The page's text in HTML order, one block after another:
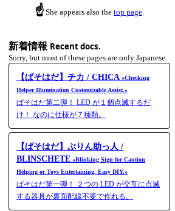
☝ She appears also the top page.
新着情報 Recent docs.
Sorry, but most of these pages are only Japanese.
【ぱそはだ】チカ / CHICA «Checking
Helper Illumination Customizable Assist.»
ぱそはだ第二弾！ LED が１個点滅するだ
け！ なのに仕様が７種類。
【ぱそはだ】ぶりん助っ人 /
BLINSCHETE «Blinking Sign for Caution
Helping or Toys Entertaining. Easy DIY.»
ぱそはだ第一弾！ ２つの LED が交互に点滅
する器具が裏面配線不要で作れる。